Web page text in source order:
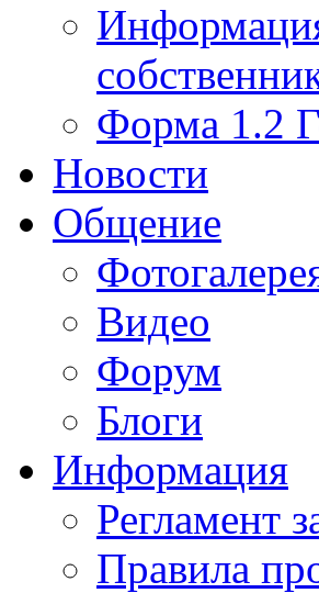
Форма 1.2
Новости
Общение
Видео
Форум
Блоги
Информация
Регламент
Правила